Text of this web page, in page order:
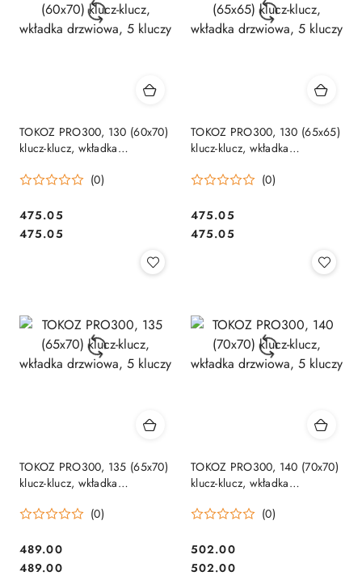
TOKOZ PRO300, 130 (60x70)
klucz-klucz, wkładka
(0)
Cena:
475.05
Cena:
475.05
TOKOZ PRO300, 130 (65x65)
klucz-klucz, wkładka
(0)
Cena:
475.05
Cena:
475.05
TOKOZ PRO300, 135 (65x70)
klucz-klucz, wkładka
(0)
Cena:
489.00
Cena:
489.00
TOKOZ PRO300, 140 (70x70)
klucz-klucz, wkładka
(0)
Cena:
502.00
Cena:
502.00